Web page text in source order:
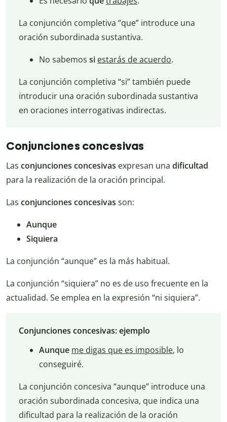
La conjunción completiva “que” introduce una
oración subordinada sustantiva.
No sabemos si estarás de acuerdo.
La conjunción completiva “si” también puede
introducir una oración subordinada sustantiva
en oraciones interrogativas indirectas.
Conjunciones concesivas
Las conjunciones concesivas expresan una dificultad
para la realización de la oración principal.
Las conjunciones concesivas son:
Aunque
Siquiera
La conjunción “aunque” es la más habitual.
La conjunción “siquiera” no es de uso frecuente en la
actualidad. Se emplea en la expresión “ni siquiera”.
Conjunciones concesivas: ejemplo
Aunque me digas que es imposible, lo
conseguiré.
La conjunción concesiva “aunque” introduce una
oración subordinada concesiva, que indica una
dificultad para la realización de la oración